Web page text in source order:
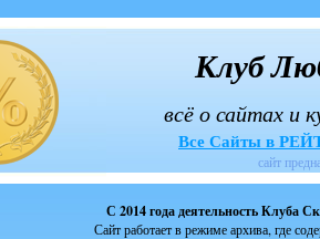
Клуб
всё о сайтах и
Все Сайты в
сайт
С 2014 года деятельность Клуба
Сайт работает в режиме архива, где